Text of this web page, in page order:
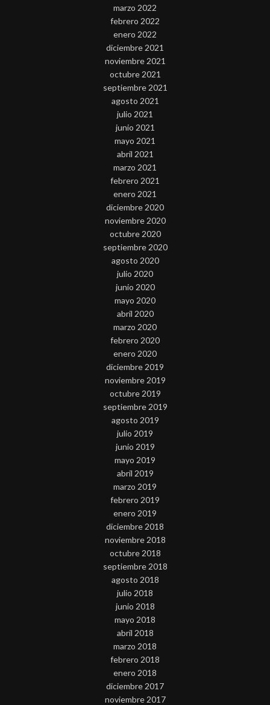
marzo 2022
febrero 2022
enero 2022
diciembre 2021
noviembre 2021
octubre 2021
septiembre 2021
agosto 2021
julio 2021
junio 2021
mayo 2021
abril 2021
marzo 2021
febrero 2021
enero 2021
diciembre 2020
noviembre 2020
octubre 2020
septiembre 2020
agosto 2020
julio 2020
junio 2020
mayo 2020
abril 2020
marzo 2020
febrero 2020
enero 2020
diciembre 2019
noviembre 2019
octubre 2019
septiembre 2019
agosto 2019
julio 2019
junio 2019
mayo 2019
abril 2019
marzo 2019
febrero 2019
enero 2019
diciembre 2018
noviembre 2018
octubre 2018
septiembre 2018
agosto 2018
julio 2018
junio 2018
mayo 2018
abril 2018
marzo 2018
febrero 2018
enero 2018
diciembre 2017
noviembre 2017